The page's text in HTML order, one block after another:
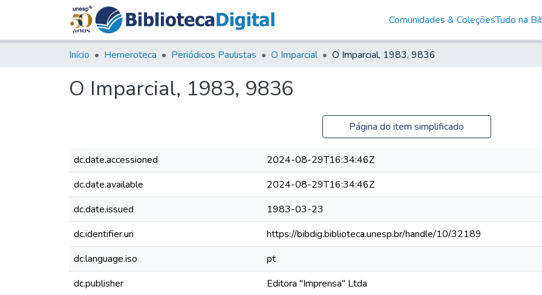
Comunidades & ColeçõesTudo na
Início Hemeroteca Periódicos Paulistas O Imparcial O Imparcial, 1983, 9836
O Imparcial, 1983, 9836
Página do item simplificado
dc.date.accessioned
2024-08-29T16:34:46Z
dc.date.available
2024-08-29T16:34:46Z
dc.date.issued
1983-03-23
dc.identifier.uri
https://bibdig.biblioteca.unesp.br/handle/10/32189
dc.language.iso
pt
dc.publisher
Editora "Imprensa" Ltda